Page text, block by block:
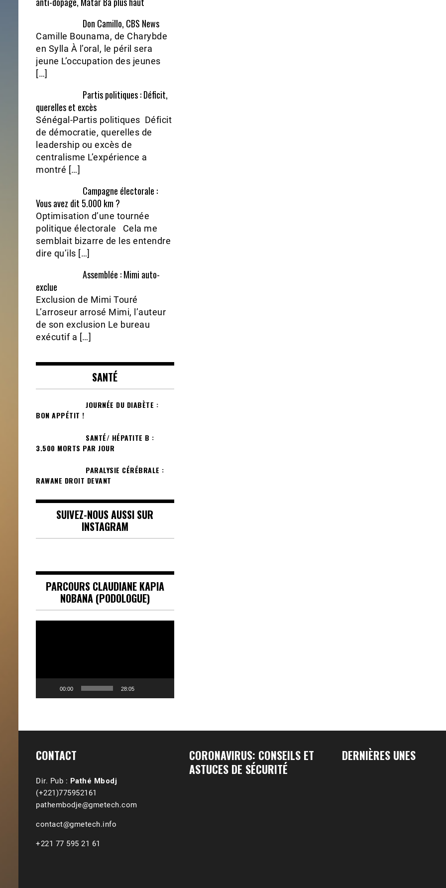
Don Camillo, CBS News
Camille Bounama, de Charybde
en Sylla À l’oral, le péril sera
jeune L’occupation des jeunes
[…]
Partis politiques : Déficit,
querelles et excès
Sénégal-Partis politiques Déficit
de démocratie, querelles de
leadership ou excès de
centralisme L’expérience a
montré […]
Campagne électorale :
Vous avez dit 5.000 km ?
Optimisation d’une tournée
politique électorale Cela me
semblait bizarre de les entendre
dire qu’ils […]
Assemblée : Mimi auto-
exclue
Exclusion de Mimi Touré
L’arroseur arrosé Mimi, l’auteur
de son exclusion Le bureau
exécutif a […]
SANTÉ
JOURNÉE DU DIABÈTE :
BON APPÉTIT !
SANTÉ/ HÉPATITE B :
3.500 MORTS PAR JOUR
PARALYSIE CÉRÉBRALE :
RAWANE DROIT DEVANT
SUIVEZ-NOUS AUSSI SUR
INSTAGRAM
PARCOURS CLAUDIANE KAPIA
NOBANA (PODOLOGUE)
00:00 28:05
CONTACT
Dir. Pub : Pathé Mbodj
(+221)775952161
pathembodje@gmetech.com
contact@gmetech.info
+221 77 595 21 61
CORONAVIRUS: CONSEILS ET
ASTUCES DE SÉCURITÉ
DERNIÈRES UNES